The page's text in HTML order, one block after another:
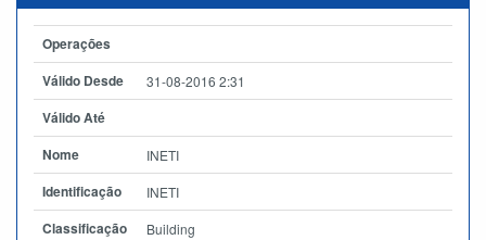
Operações
Válido Desde
31-08-2016 2:31
Válido Até
Nome
INETI
Identificação INETI
Classificação Building